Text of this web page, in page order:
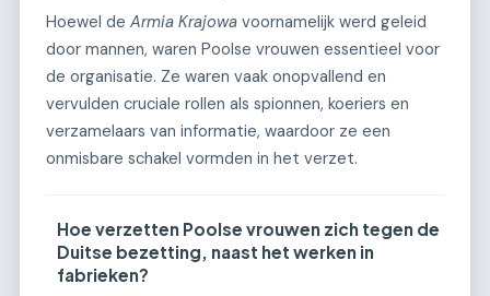
Hoewel de Armia Krajowa voornamelijk werd geleid
door mannen, waren Poolse vrouwen essentieel voor
de organisatie. Ze waren vaak onopvallend en
vervulden cruciale rollen als spionnen, koeriers en
verzamelaars van informatie, waardoor ze een
onmisbare schakel vormden in het verzet.
Hoe verzetten Poolse vrouwen zich tegen de
Duitse bezetting, naast het werken in
fabrieken?